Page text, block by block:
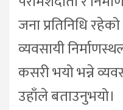
जना प्रतिनिधि
व्यवसायी
कसरी भयो भन्ने
उहाँले बताउनुभयो।